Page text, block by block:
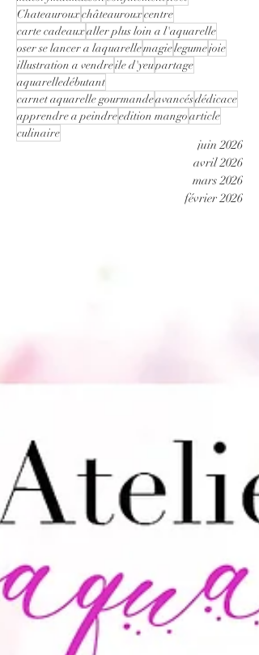
juin 2026
avril 2026
mars 2026
février 2026
Chateaurouxchâteaurouxcentre
carte cadeauxaller plus loin a l'aquarelle
oser se lancer a laquarellemagielegumejoie
illustration a vendreile d'yeupartage
aquarelledébutant
carnet aquarelle gourmandeavancésdédicace
apprendre a peindreedition mangoarticle
culinaire